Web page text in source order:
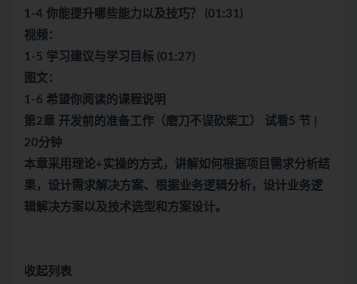
1-4 你能提升哪些能力以及技巧？ (01:31)
视频：
1-5 学习建议与学习目标 (01:27)
图文：
1-6 希望你阅读的课程说明
第2章 开发前的准备工作（磨刀不误砍柴工） 试看5 节 |
20分钟
本章采用理论+实操的方式，讲解如何根据项目需求分析结
果，设计需求解决方案、根据业务逻辑分析，设计业务逻
辑解决方案以及技术选型和方案设计。
收起列表